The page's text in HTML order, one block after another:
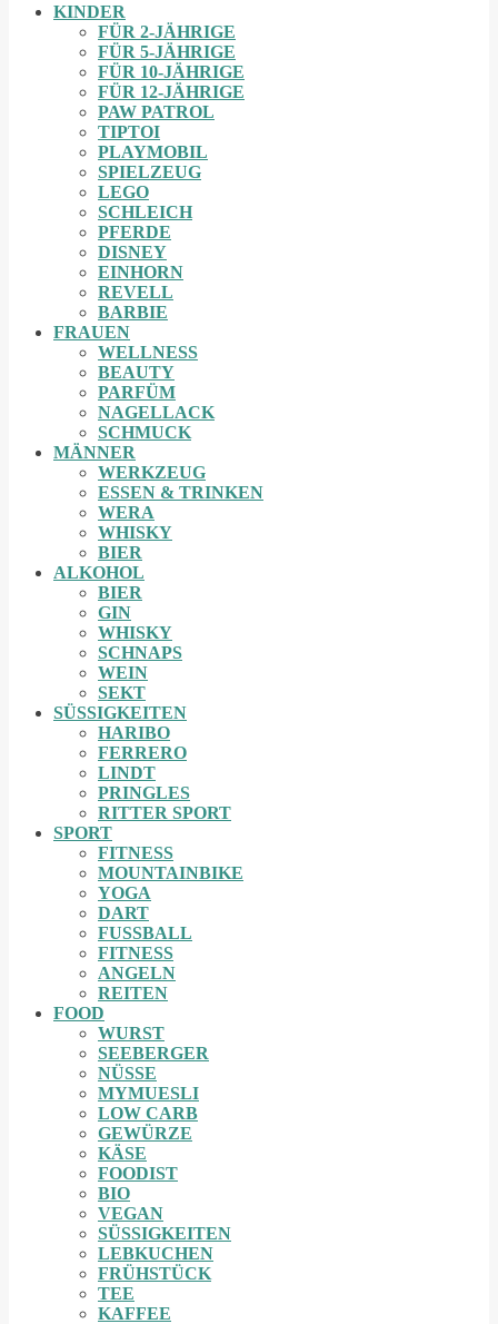
KINDER
FÜR 2-JÄHRIGE
FÜR 5-JÄHRIGE
FÜR 10-JÄHRIGE
FÜR 12-JÄHRIGE
PAW PATROL
TIPTOI
PLAYMOBIL
SPIELZEUG
LEGO
SCHLEICH
PFERDE
DISNEY
EINHORN
REVELL
BARBIE
FRAUEN
WELLNESS
BEAUTY
PARFÜM
NAGELLACK
SCHMUCK
MÄNNER
WERKZEUG
ESSEN & TRINKEN
WERA
WHISKY
BIER
ALKOHOL
BIER
GIN
WHISKY
SCHNAPS
WEIN
SEKT
SÜSSIGKEITEN
HARIBO
FERRERO
LINDT
PRINGLES
RITTER SPORT
SPORT
FITNESS
MOUNTAINBIKE
YOGA
DART
FUSSBALL
FITNESS
ANGELN
REITEN
FOOD
WURST
SEEBERGER
NÜSSE
MYMUESLI
LOW CARB
GEWÜRZE
KÄSE
FOODIST
BIO
VEGAN
SÜSSIGKEITEN
LEBKUCHEN
FRÜHSTÜCK
TEE
KAFFEE